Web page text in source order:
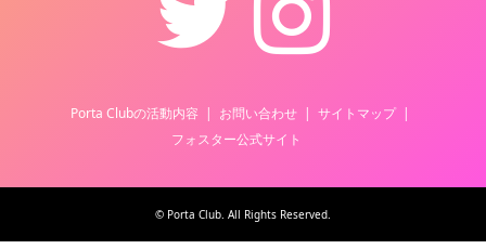
Instagram
Porta Clubの活動内容 お問い合わせ
サイトマップ
フォスター公式サイト
© Porta Club. All Rights Reserved.